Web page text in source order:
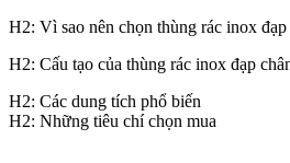
H2: Vì sao nên chọn thùng rác inox
H2: Cấu tạo của thùng rác inox đạp
H2: Các dung tích phổ biến
H2: Những tiêu chí chọn mua